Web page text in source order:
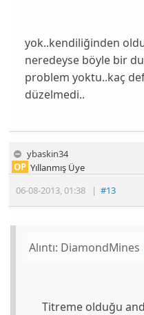
yok..kendiliğinden
neredeyse böyle bir
problem yoktu..kaç
düzelmedi..
ybaskin34
06-08-2013,01:38 |#13
OP Yıllanmış Üye
Alıntı: DiamondMines
Titreme olduğu